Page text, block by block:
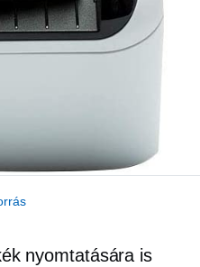
nyomtatására is